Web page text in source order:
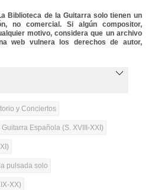
Biblioteca de la Guitarra solo tienen un
no comercial. Si algún compositor,
motivo, considera que un archivo
web vulnera los derechos de autor,
y Conciertos
Guitarra Española (S. XVIII-XXI)
pulsada solo
XX)